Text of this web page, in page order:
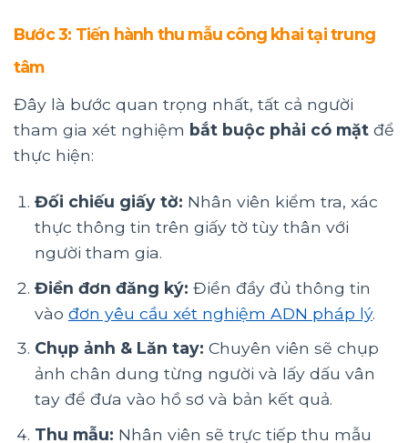
Bước 3: Tiến hành thu mẫu công khai tại trung
tâm
Đây là bước quan trọng nhất, tất cả người
tham gia xét nghiệm bắt buộc phải có mặt để
thực hiện:
Đối chiếu giấy tờ: Nhân viên kiểm tra, xác
thực thông tin trên giấy tờ tùy thân với
người tham gia.
Điền đơn đăng ký: Điền đầy đủ thông tin
vào đơn yêu cầu xét nghiệm ADN pháp lý.
Chụp ảnh & Lăn tay: Chuyên viên sẽ chụp
ảnh chân dung từng người và lấy dấu vân
tay để đưa vào hồ sơ và bản kết quả.
Thu mẫu: Nhân viên sẽ trực tiếp thu mẫu